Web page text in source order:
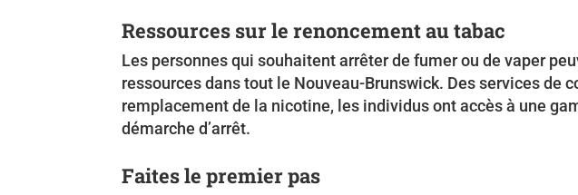
Ressources sur le renoncement au tabac
Les personnes qui souhaitent arrêter de fumer ou de vaper
ressources dans tout le Nouveau-Brunswick. Des services de
remplacement de la nicotine, les individus ont accès à une
démarche d’arrêt.
Faites le premier pas